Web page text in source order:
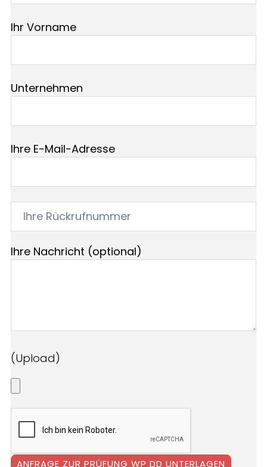
Ihr Vorname
Unternehmen
Ihre E-Mail-Adresse
Ihre Nachricht (optional)
(Upload)